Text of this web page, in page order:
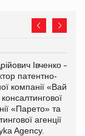
Івченко —
патентно-
компанії «Вайз
«Парето» та
агенції
Agency.